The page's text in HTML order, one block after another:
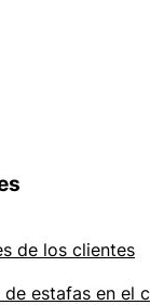
de los clientes
estafas en el